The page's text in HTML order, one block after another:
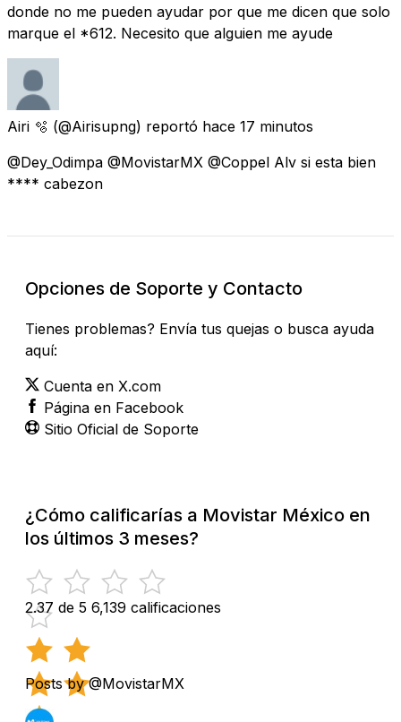
donde no me pueden ayudar por que me dicen que solo
marque el *612. Necesito que alguien me ayude
Airi 🫧 (@Airisupng) reportó hace 17 minutos
@Dey_Odimpa @MovistarMX @Coppel Alv si esta bien
**** cabezon
Opciones de Soporte y Contacto
Tienes problemas? Envía tus quejas o busca ayuda
aquí:
Cuenta en X.com
Página en Facebook
Sitio Oficial de Soporte
¿Cómo calificarías a Movistar México en
los últimos 3 meses?
2.37 de 5 6,139 calificaciones
Posts by @MovistarMX